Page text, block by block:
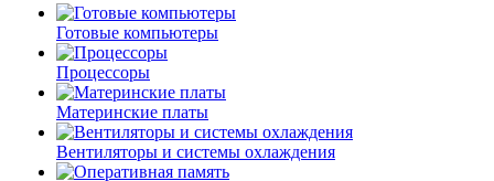
Готовые компьютеры
Процессоры
Материнские платы
Вентиляторы и системы охлаждения